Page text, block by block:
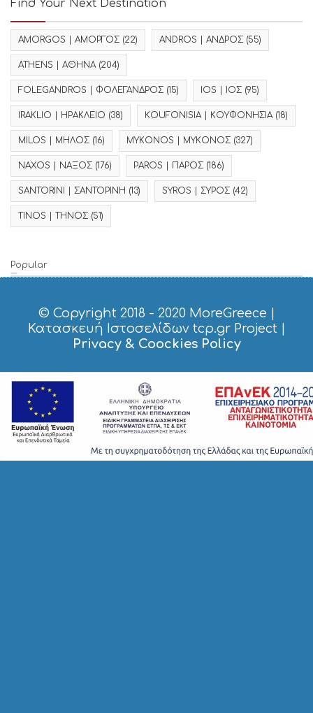
Find Your Next Destination
AMORGOS | ΑΜΟΡΓΟΣ (22) ANDROS | ΑΝΔΡΟΣ (55)
ATHENS | ΑΘΗΝΑ(204)
FOLEGANDROS | ΦΟΛΕΓΑΝΔΡΟΣ (15) IOS | ΙΟΣ (95)
IRAKLIO | ΗΡΑΚΛΕΙΟ (38) KOUFONISIA | ΚΟΥΦΟΝΗΣΙΑ(18)
MILOS | ΜΗΛΟΣ (16) MYKONOS | ΜΥΚΟΝΟΣ (327)
NAXOS | ΝΑΞΟΣ (176) PAROS | ΠΑΡΟΣ (186)
SANTORINI | ΣΑΝΤΟΡΙΝΗ (13) SYROS | ΣΥΡΟΣ (42)
TINOS | ΤΗΝΟΣ (51)
Popular
© Copyright 2018 - 2020 MoreGreece
Κατασκευή Ιστοσελίδων tcp.gr Project|
Privacy & Coockies Policy